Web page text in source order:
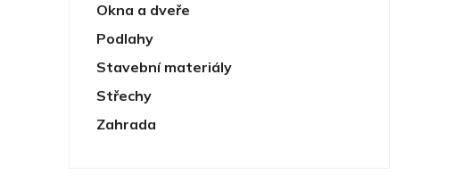
Okna a dveře
Podlahy
Stavební materiály
Střechy
Zahrada